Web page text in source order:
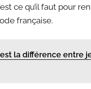
ce qu’il faut pour
française.
la différence entre